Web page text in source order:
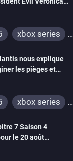
xbox series
nous explique
les pièges et
xbox series
7 Saison 4
le 20 août